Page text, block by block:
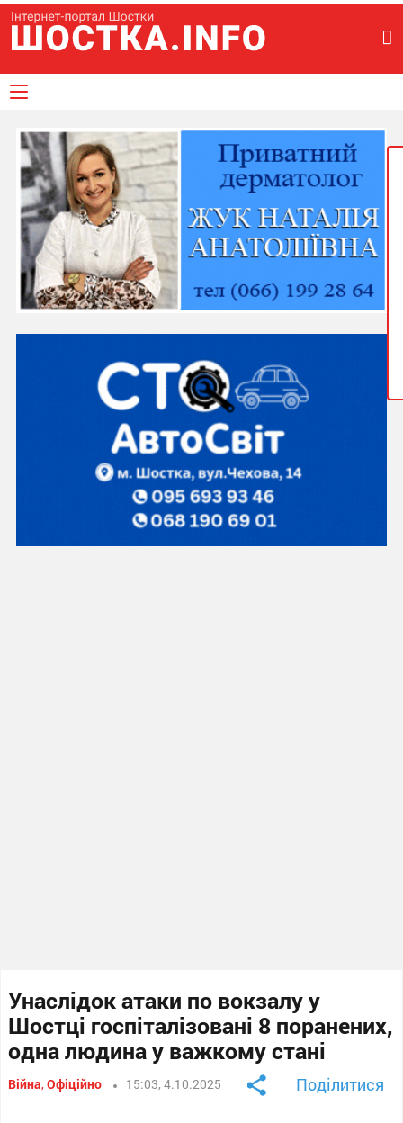
Унаслідок атаки по вокзалу у
Шостці госпіталізовані 8 поранених,
одна людина у важкому стані
Війна,Офіційно 15:03, 4.10.2025 Поділитися